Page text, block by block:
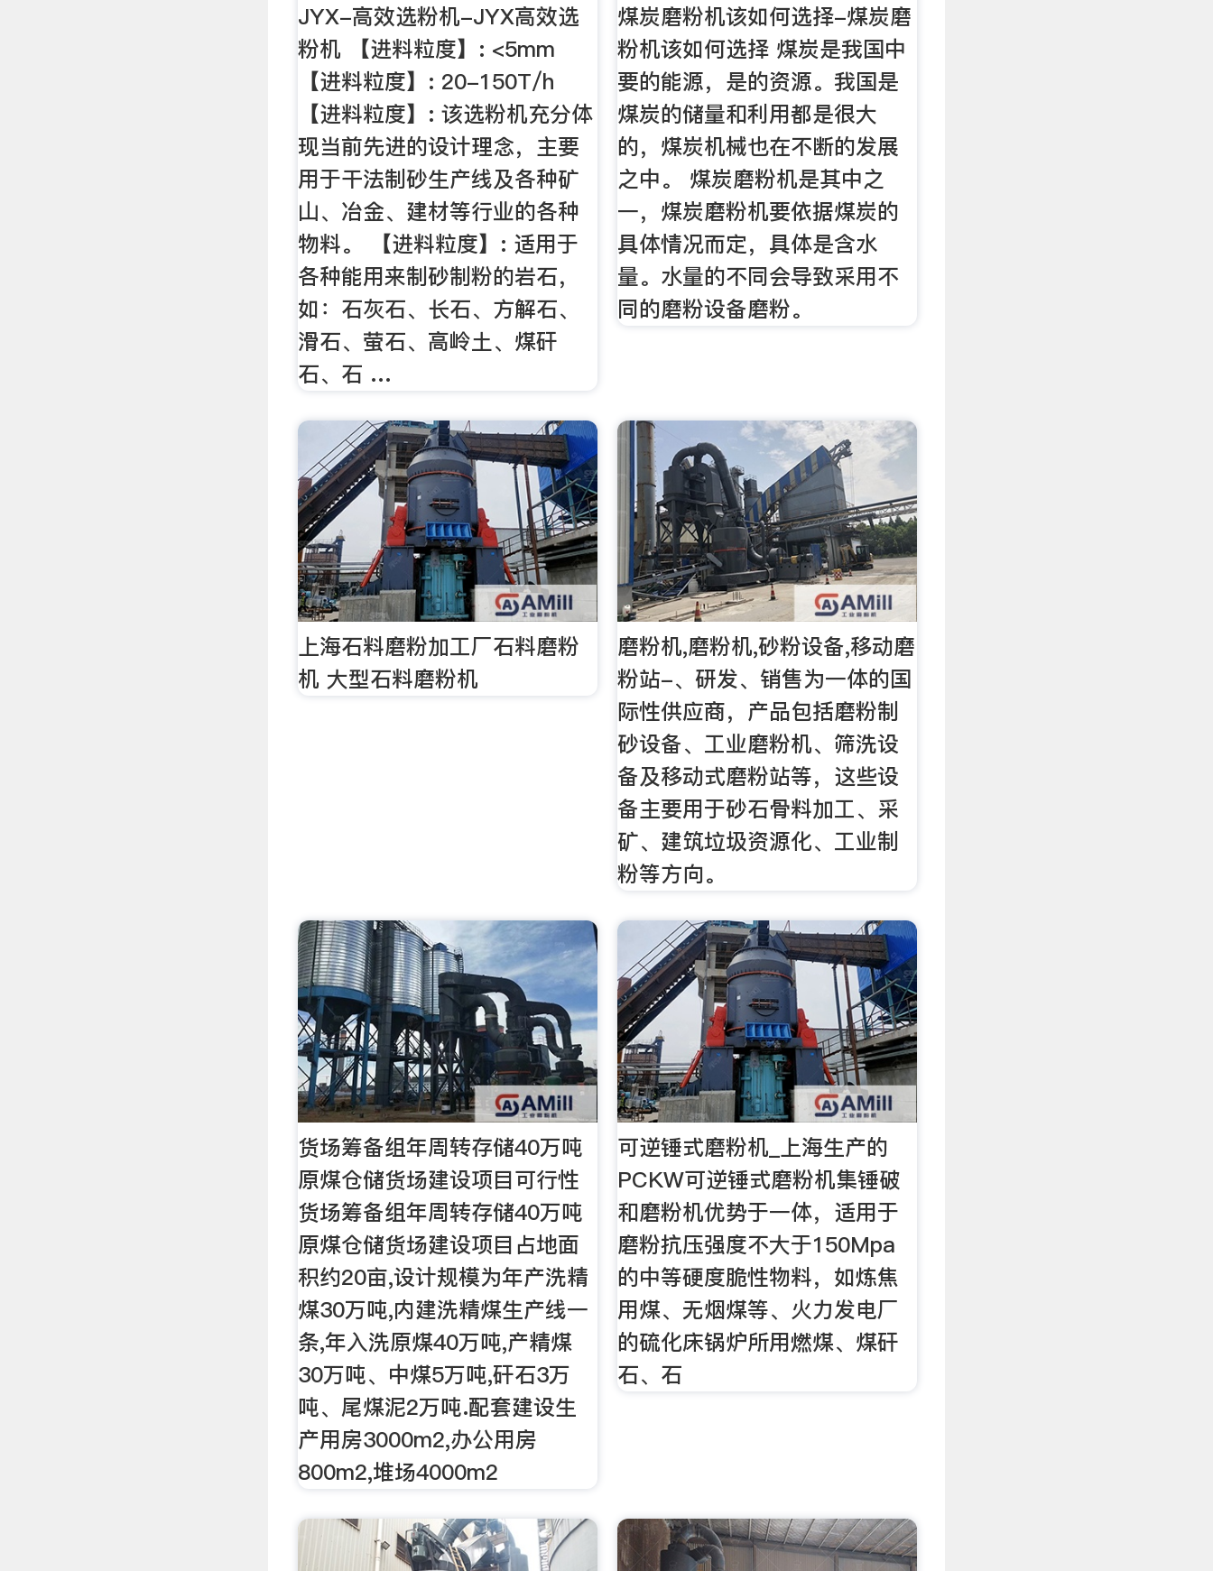
JYX-高效选粉机-JYX高效选
粉机 【进料粒度】: <5mm
【进料粒度】: 20-150T/h
【进料粒度】: 该选粉机充分体
现当前先进的设计理念，主要
用于干法制砂生产线及各种矿
山、冶金、建材等行业的各种
物料。 【进料粒度】: 适用于
各种能用来制砂制粉的岩石，
如：石灰石、长石、方解石、
滑石、萤石、高岭土、煤矸
石、石 …
煤炭磨粉机该如何选择-煤炭磨
粉机该如何选择 煤炭是我国中
要的能源，是的资源。我国是
煤炭的储量和利用都是很大
的，煤炭机械也在不断的发展
之中。 煤炭磨粉机是其中之
一，煤炭磨粉机要依据煤炭的
具体情况而定，具体是含水
量。水量的不同会导致采用不
同的磨粉设备磨粉。
上海石料磨粉加工厂石料磨粉
机 大型石料磨粉机
磨粉机,磨粉机,砂粉设备,移动磨
粉站-、研发、销售为一体的国
际性供应商，产品包括磨粉制
砂设备、工业磨粉机、筛洗设
备及移动式磨粉站等，这些设
备主要用于砂石骨料加工、采
矿、建筑垃圾资源化、工业制
粉等方向。
货场筹备组年周转存储40万吨
原煤仓储货场建设项目可行性
货场筹备组年周转存储40万吨
原煤仓储货场建设项目占地面
积约20亩,设计规模为年产洗精
煤30万吨,内建洗精煤生产线一
条,年入洗原煤40万吨,产精煤
30万吨、中煤5万吨,矸石3万
吨、尾煤泥2万吨.配套建设生
产用房3000m2,办公用房
800m2,堆场4000m2
可逆锤式磨粉机_上海生产的
PCKW可逆锤式磨粉机集锤破
和磨粉机优势于一体，适用于
磨粉抗压强度不大于150Mpa
的中等硬度脆性物料，如炼焦
用煤、无烟煤等、火力发电厂
的硫化床锅炉所用燃煤、煤矸
石、石